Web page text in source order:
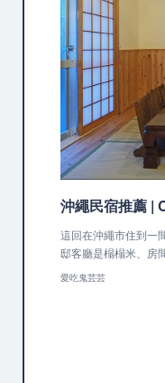
這回在沖繩市住到一
邸客廳是榻榻米、房
愛吃鬼芸芸